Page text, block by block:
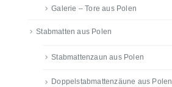
Galerie – Tore aus Polen
Stabmatten aus Polen
Stabmattenzaun aus Polen
Doppelstabmattenzäune aus Polen